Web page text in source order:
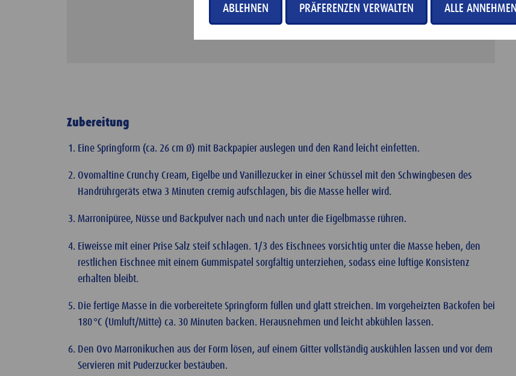
Zubereitung
Eine Springform (ca. 26 cm Ø) mit Backpapier auslegen und den Rand leicht einfetten.
Ovomaltine Crunchy Cream, Eigelbe und Vanillezucker in einer Schüssel mit den Schwingbesen des
Handrührgeräts etwa 3 Minuten cremig aufschlagen, bis die Masse heller wird.
Marronipüree, Nüsse und Backpulver nach und nach unter die Eigelbmasse rühren.
Eiweisse mit einer Prise Salz steif schlagen. 1/3 des Eischnees vorsichtig unter die Masse heben, den
restlichen Eischnee mit einem Gummispatel sorgfältig unterziehen, sodass eine luftige Konsistenz
erhalten bleibt.
Die fertige Masse in die vorbereitete Springform füllen und glatt streichen. Im vorgeheizten Backofen bei
180 °C (Umluft/Mitte) ca. 30 Minuten backen. Herausnehmen und leicht abkühlen lassen.
Den Ovo Marronikuchen aus der Form lösen, auf einem Gitter vollständig auskühlen lassen und vor dem
Servieren mit Puderzucker bestäuben.
ABLEHNEN PRÄFERENZEN VERWALTEN ALLE ANNEHMEN